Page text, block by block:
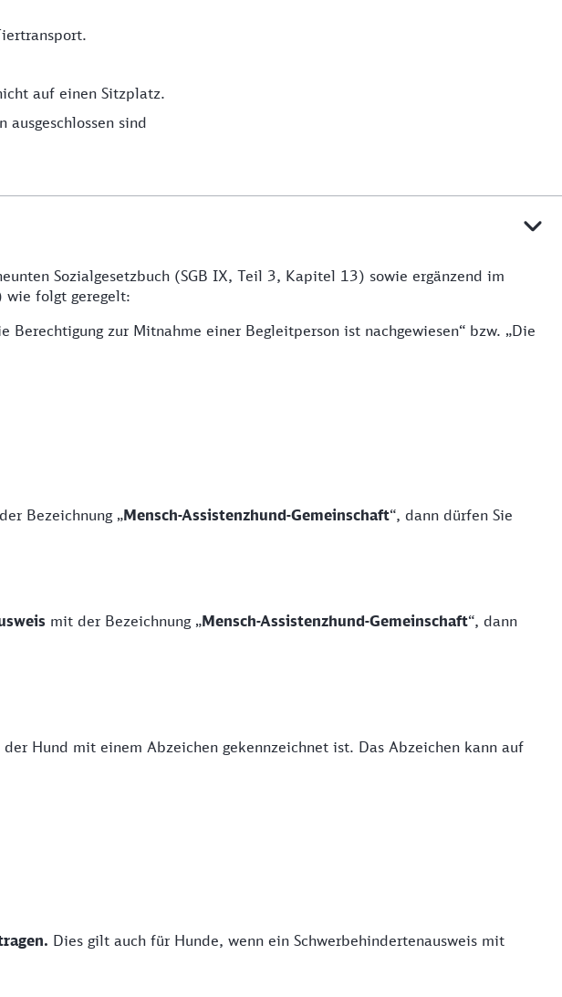
auf einen Sitzplatz.
ausgeschlossen sind
Sozialgesetzbuch (SGB IX, Teil 3, Kapitel 13) sowie ergänzend im
wie folgt geregelt:
Berechtigung zur Mitnahme einer Begleitperson ist nachgewiesen“ bzw. „Die
Bezeichnung „Mensch-Assistenzhund-Gemeinschaft“, dann dürfen Sie
mit der Bezeichnung „Mensch-Assistenzhund-Gemeinschaft“, dann
Hund mit einem Abzeichen gekennzeichnet ist. Das Abzeichen kann auf
Dies gilt auch für Hunde, wenn ein Schwerbehindertenausweis mit